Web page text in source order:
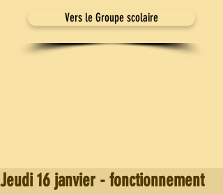
Vers le Groupe scolaire
Jeudi 16 janvier - fonctionnement